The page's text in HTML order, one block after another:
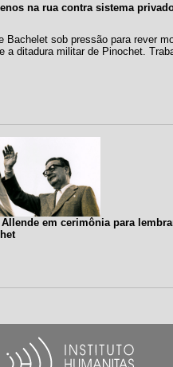
na rua contra sistema
Bachelet sob pressão para rever
a ditadura militar de Pinochet.
em cerimônia para